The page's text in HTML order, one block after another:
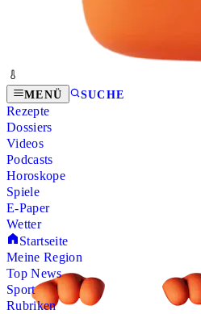
MENÜ SUCHE
Rezepte
Dossiers
Videos
Podcasts
Horoskope
Spiele
E-Paper
Wetter
Startseite
Meine Region
Top News
Sport
Rubriken